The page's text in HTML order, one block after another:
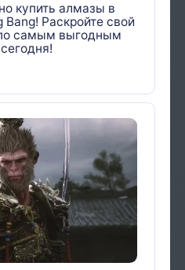
купить алмазы в
Раскройте свой
самым выгодным